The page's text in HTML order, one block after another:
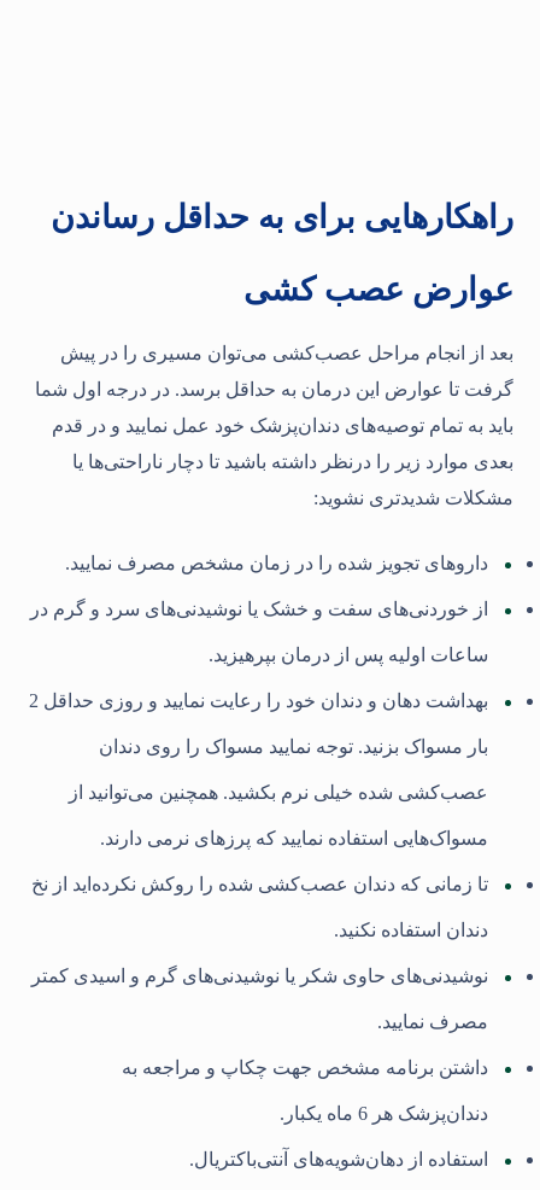
راهکارهایی برای به حداقل رساندن
عوارض عصب کشی
بعد از انجام مراحل عصب‌کشی می‌توان مسیری را در پیش
گرفت تا عوارض این درمان به حداقل برسد. در درجه اول شما
باید به تمام توصیه‌های دندان‌پزشک خود عمل نمایید و در قدم
بعدی موارد زیر را درنظر داشته باشید تا دچار ناراحتی‌ها یا
مشکلات شدیدتری نشوید:
داروهای تجویز شده را در زمان مشخص مصرف نمایید.
از خوردنی‌های سفت و خشک یا نوشیدنی‌های سرد و گرم در
ساعات اولیه پس ‌از درمان بپرهیزید.
بهداشت دهان و دندان خود را رعایت نمایید و روزی حداقل 2
بار مسواک بزنید. توجه نمایید مسواک را روی دندان
عصب‌کشی شده خیلی نرم بکشید. همچنین می‌توانید از
مسواک‌هایی استفاده نمایید که پرزهای نرمی دارند.
تا زمانی که دندان عصب‌کشی شده را روکش نکرده‌اید از نخ
دندان استفاده نکنید.
نوشیدنی‌های حاوی شکر یا نوشیدنی‌های گرم و اسیدی کمتر
مصرف نمایید.
داشتن برنامه مشخص جهت چکاپ و مراجعه به
دندان‌پزشک هر 6 ماه یکبار.
استفاده از دهان‌شویه‌های آنتی‌باکتریال.